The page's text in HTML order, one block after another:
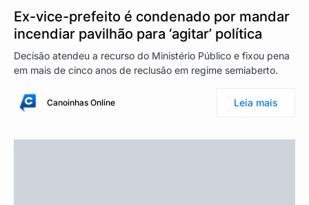
Ex-vice-prefeito é condenado por mandar
incendiar pavilhão para ‘agitar’ política
Decisão atendeu a recurso do Ministério Público e fixou pena
em mais de cinco anos de reclusão em regime semiaberto.
Canoinhas Online Leia mais